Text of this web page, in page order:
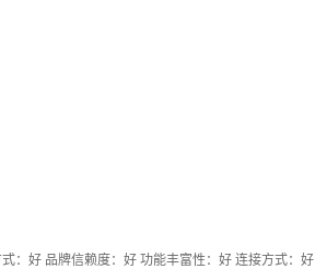
：好 品牌信赖度：好 功能丰富性：好 连接方式：好